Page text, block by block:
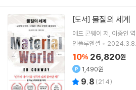
[도서] 물질의 세계
에드 콘웨이 저 이종인 역
인플루엔셜
2024.3.8.
10% 26,820원
1,490원
9.8 (214)